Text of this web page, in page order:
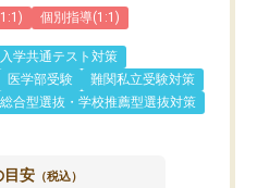
個別指導(1:1)
学共通テスト対策
医学部受験
難関私立受験対策
総合型選抜・学校推薦型選抜対策
目安 （税込）